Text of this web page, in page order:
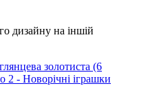
дизайну на іншій